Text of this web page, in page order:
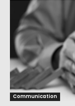
Communication